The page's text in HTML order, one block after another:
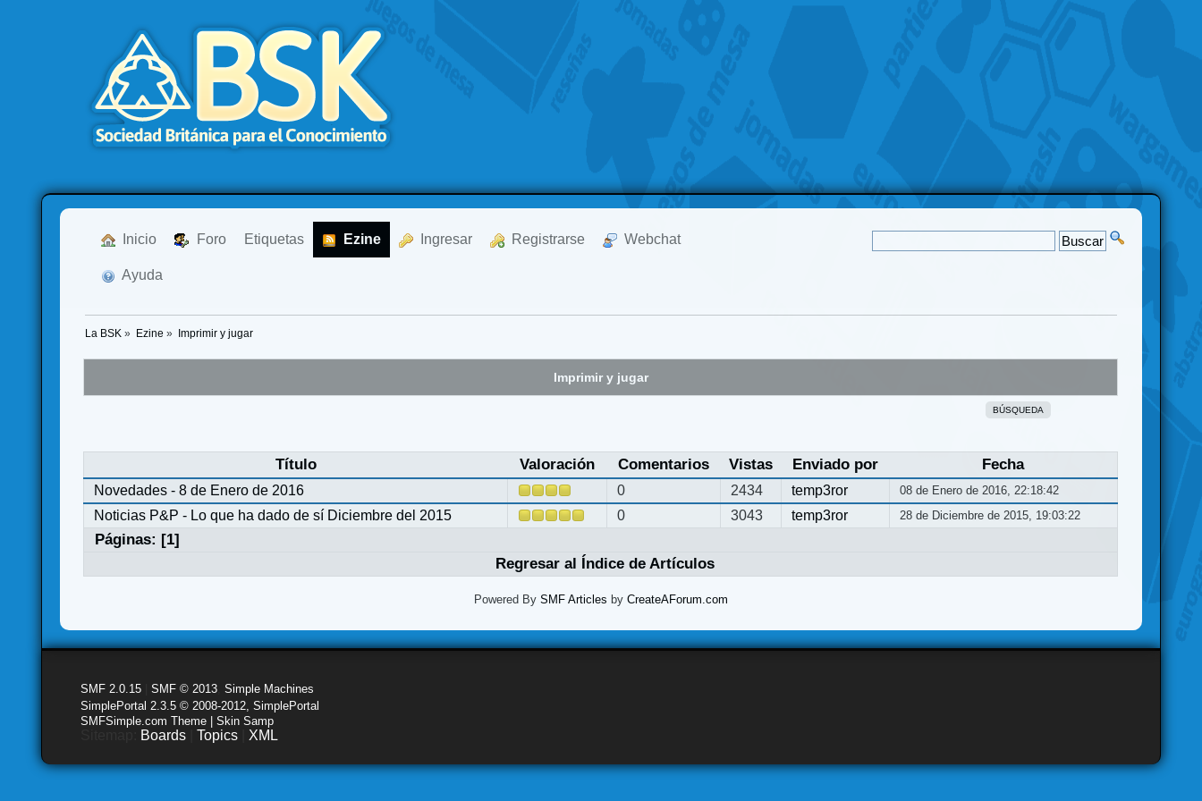
Inicio Foro Etiquetas Ezine Ingresar Registrarse Webchat
Ayuda
La BSK » Ezine » Imprimir y jugar
Imprimir y jugar
BÚSQUEDA
Título Valoración Comentarios Vistas Enviado por Fecha
Novedades - 8 de Enero de 2016 0 2434 temp3ror 08 de Enero de 2016, 22:18:42
Noticias P&P - Lo que ha dado de sí Diciembre del 2015 0 3043 temp3ror 28 de Diciembre de 2015, 19:03:22
Páginas: [1]
Regresar al Índice de Artículos
Powered By SMF Articles by CreateAForum.com
SMF 2.0.15 |SMF © 2013 ,Simple Machines
SimplePortal 2.3.5 © 2008-2012, SimplePortal
SMFSimple.com Theme | Skin Samp
Boards |Topics XML